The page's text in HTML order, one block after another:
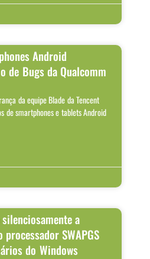
Android
de Bugs da Qualcomm
da equipe Blade da Tencent
de smartphones e tablets Android
a
SWAPGS
do Windows